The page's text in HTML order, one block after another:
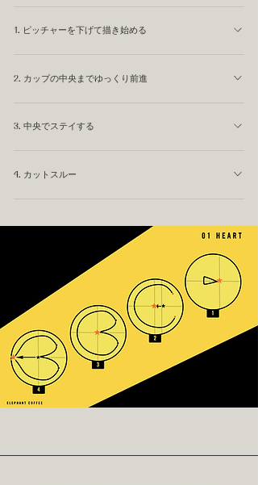
エスプレッソの中心めがけて注ぎます。高さは高すぎると
に乗ってしまいます。指3本分くらいは離したいところで
たされたら、ミルクを注ぐのを一旦止めます。
1. ピッチャーを下げて描き始める
けてもいいです。 エスプレッソとの距離を1cm以下にし
出し始めます。ミルクがすぐに浮かび始めたら成功です。
2. カップの中央までゆっくり前進
保ちながら、カップ中央まで前進します。 3-5秒で1cm進
3. 中央でステイする
で、低い位置でミルクを出しながら我慢します。ミルクが
4. カットスルー
分くらい持ち上げ、白いドットの中央を通り抜けます。ミ
ルクが引き込まれてハートの先端が作られます。ゴール地
点はドットを抜けたエスプレッソの部分です。 カットス
ルーはゆっくりする必要はないですし、速く通り抜ける必
要もありません。慌てずにスムーズにゴール地点へ到達す
る必要があります。 カップが満水になったら、その場で
ミルクを出すのをやめて完成です。